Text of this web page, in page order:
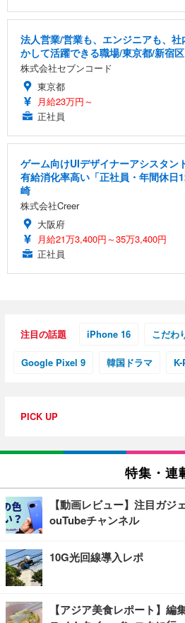
法人営業/営業も、エンジニアも、
かして活躍できる職場/東京都/新宿区
株式会社セブンコード
東京都
月給23万円～
正社員
ゲーム向けUIデザイナーアシスタン
有給消化率高い「正社員・年間休日
崎
株式会社Creer
大阪府
月給21万3,400円～35万3,400円
正社員
注目の話題 iPhone 16 こだわ
Google Pixel 9 韓国ドラマ
PICK UP
特集・連
【動画レビュー】注目ガ
ouTubeチャンネル
10G光回線導入レポ
【アジア美食レポート】